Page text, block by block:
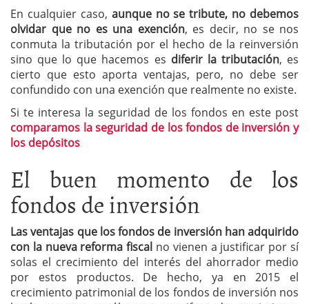
En cualquier caso, aunque no se tribute, no debemos
olvidar que no es una exención, es decir, no se nos
conmuta la tributación por el hecho de la reinversión
sino que lo que hacemos es diferir la tributación, es
cierto que esto aporta ventajas, pero, no debe ser
confundido con una exención que realmente no existe.
Si te interesa la seguridad de los fondos en este post
comparamos la seguridad de los fondos de inversión y
los depósitos
El buen momento de los
fondos de inversión
Las ventajas que los fondos de inversión han adquirido
con la nueva reforma fiscal no vienen a justificar por sí
solas el crecimiento del interés del ahorrador medio
por estos productos. De hecho, ya en 2015 el
crecimiento patrimonial de los fondos de inversión nos